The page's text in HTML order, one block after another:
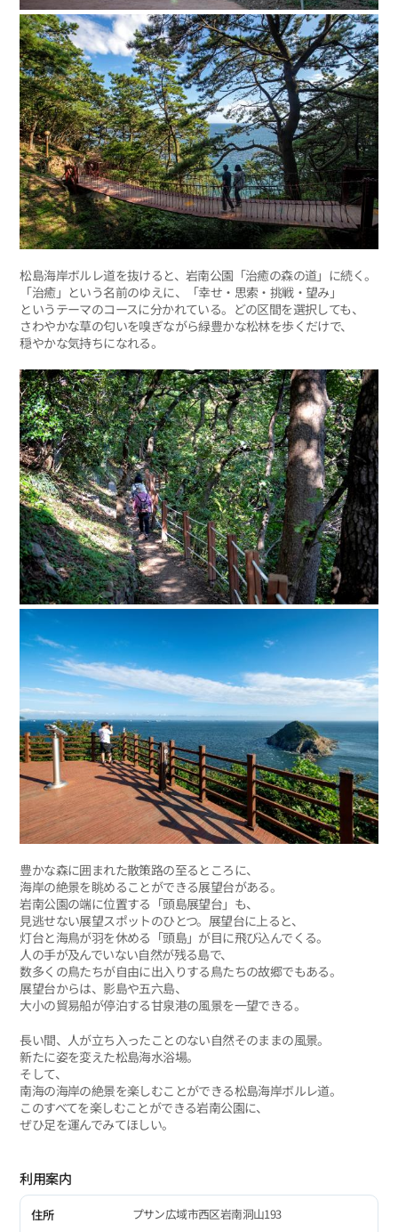
松島海岸ボルレ道を抜けると、岩南公園「治癒の森の道」に続く。
「治癒」という名前のゆえに、「幸せ・思索・挑戦・望み」
というテーマのコースに分かれている。どの区間を選択しても、
さわやかな草の匂いを嗅ぎながら緑豊かな松林を歩くだけで、
穏やかな気持ちになれる。
豊かな森に囲まれた散策路の至るところに、
海岸の絶景を眺めることができる展望台がある。
岩南公園の端に位置する「頭島展望台」も、
見逃せない展望スポットのひとつ。展望台に上ると、
灯台と海鳥が羽を休める「頭島」が目に飛び込んでくる。
人の手が及んでいない自然が残る島で、
数多くの鳥たちが自由に出入りする鳥たちの故郷でもある。
展望台からは、影島や五六島、
大小の貿易船が停泊する甘泉港の風景を一望できる。
長い間、人が立ち入ったことのない自然そのままの風景。
新たに姿を変えた松島海水浴場。
そして、
南海の海岸の絶景を楽しむことができる松島海岸ボルレ道。
このすべてを楽しむことができる岩南公園に、
ぜひ足を運んでみてほしい。
利用案内
住所
プサン広域市西区岩南洞山193